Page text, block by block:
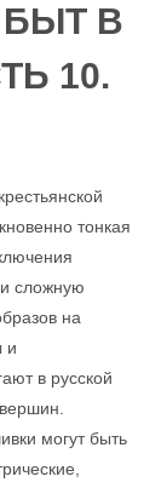
В
10.
тонкая
сложную
на
и
в русской
могут быть